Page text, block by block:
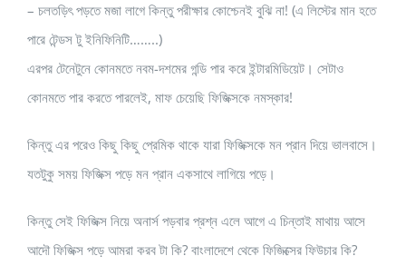
– চলতড়িৎ পড়তে মজা লাগে কিন্তু পরীক্ষার কোশ্চেনই বুঝি না! (এ লিস্টের মান হতে
পারে টেন্ডস টু ইনিফিনিটি……..)
এরপর টেনেটুনে কোনমতে নবম-দশমের গন্ডি পার করে ইন্টারমিডিয়েট। সেটাও
কোনমতে পার করতে পারলেই, মাফ চেয়েছি ফিজিক্সকে নমস্কার!
কিন্তু এর পরেও কিছু কিছু প্রেমিক থাকে যারা ফিজিক্সকে মন প্রান দিয়ে ভালবাসে।
যতটুকু সময় ফিজিক্স পড়ে মন প্রান একসাথে লাগিয়ে পড়ে।
কিন্তু সেই ফিজিক্স নিয়ে অনার্স পড়বার প্রশ্ন এলে আগে এ চিন্তাই মাথায় আসে
আদৌ ফিজিক্স পড়ে আমরা করব টা কি? বাংলাদেশে থেকে ফিজিক্সের ফিউচার কি?